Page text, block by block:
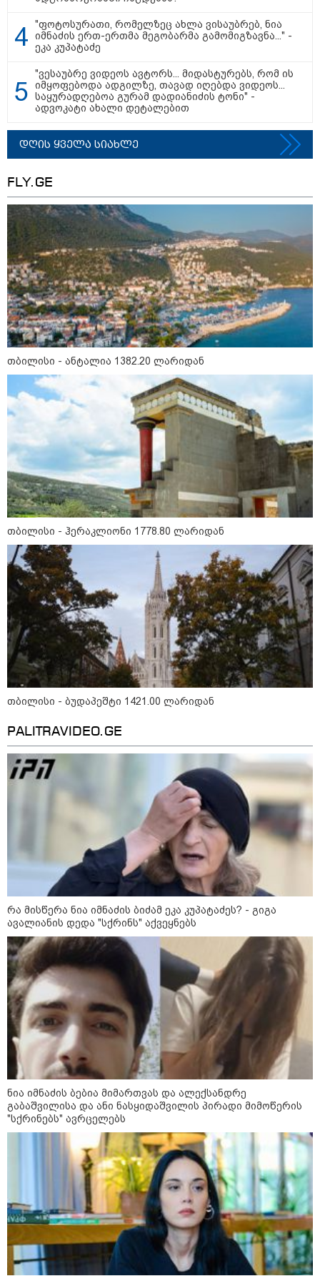
თბილისი - ანტალია 1382.20
ლარიდან
თბილისი - ბუდაპეშტი 1421.00
ლარიდან
თბილისი - რომი 1419.50 ლარიდან
მნიშვნელოვანი ინფორმაცია
11:13 / 05-08-2026
Hisense წარმოგიდგენთ გზავნილს "ინოვაციები
უკეთესი ცხოვრებისათვის" FIFA-ს 2026 წლის
მსოფლიო ჩემპიონატზე™
15:49 / 06-08-2026
შეიძინე ალდაგის სამოგზაურო დაზღვევა და
მიიღე გაორმაგებული ინტერნეტი
საზოგადოება
წელიწადნახევარში საქართველოში 164
ადამიანი დაიკარგა - 57 პირს ამ დრომდე
ეძებენ
"ფოტოსურათი, რომელზეც ახლა ვისაუბრებ, ნია
იმნაძის ერთ-ერთმა მეგობარმა გამომიგზავნა..." -
ეკა კუპატაძე
"ვესაუბრე ვიდეოს ავტორს... მიდასტურებს, რომ ის
იმყოფებოდა ადგილზე, თავად იღებდა ვიდეოს...
საყურადღებოა გურამ დადიანიძის ტონი" -
ადვოკატი ახალი დეტალებით
დღის ყველა სიახლე
FLY.GE
თბილისი - ანტალია 1382.20 ლარიდან
თბილისი - ჰერაკლიონი 1778.80 ლარიდან
თბილისი - ბუდაპეშტი 1421.00 ლარიდან
PALITRAVIDEO.GE
რა მისწერა ნია იმნაძის ბიძამ ეკა კუპატაძეს? - გიგა
ავალიანის დედა "სქრინს" აქვეყნებს
ნია იმნაძის ბებია მიმართვას და ალექსანდრე
გაბაშვილისა და ანი ნასყიდაშვილის პირადი მიმოწერის
"სქრინებს" ავრცელებს